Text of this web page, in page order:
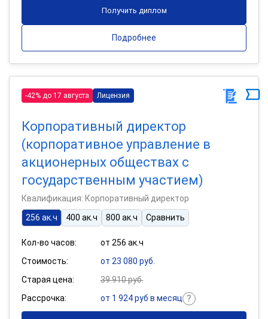
Получить диплом
Подробнее
-42% до 17 августа Лицензия
Корпоративный директор
(корпоративное управление в
акционерных обществах с
государственным участием)
Квалификация: Корпоративный директор
256 ак.ч
400 ак.ч 800 ак.ч Сравнить
Кол-во часов:
от 256 ак.ч
Стоимость:
от 23 080 руб.
Старая цена:
39 910 руб.
Рассрочка:
от 1 924 руб в месяц